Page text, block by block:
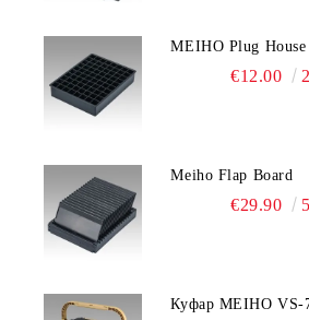
MEIHO Plug House
€12.00
Meiho Flap Board
€29.90
Куфар MEIHO VS-